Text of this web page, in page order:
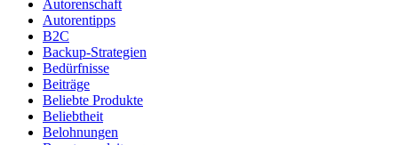
Autorenschaft
Autorentipps
B2C
Backup-Strategien
Bedürfnisse
Beiträge
Beliebte Produkte
Beliebtheit
Belohnungen